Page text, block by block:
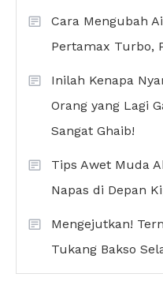
Cara Mengubah
Pertamax Turbo,
Inilah Kenapa
Orang yang Lagi
Sangat Ghaib!
Tips Awet Muda
Napas di Depan
Mengejutkan!
Tukang Bakso